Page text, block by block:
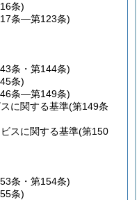
条)
条―第123条)
条・第144条)
条)
条―第149条)
に関する基準(第149条
スに関する基準(第150
条・第154条)
条)